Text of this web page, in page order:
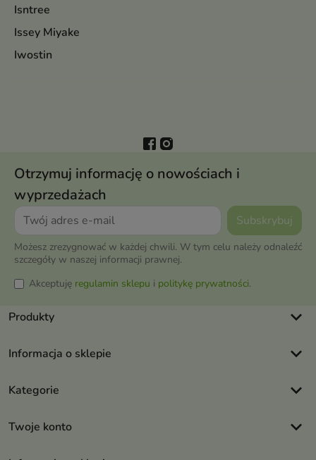
Isntree
Issey Miyake
Iwostin
Otrzymuj informację o nowościach i
wyprzedażach
Możesz zrezygnować w każdej chwili. W tym celu należy odnaleźć
szczegóły w naszej informacji prawnej.
Akceptuję regulamin sklepu i politykę prywatności.
Produkty keyboard_arrow_down
Informacja o sklepie keyboard_arrow_down
Kategorie keyboard_arrow_down
Twoje konto keyboard_arrow_down